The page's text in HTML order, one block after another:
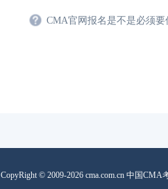
CMA官网报名是不是必须要
CopyRight © 2009-2026 cma.com.cn 中国CMA